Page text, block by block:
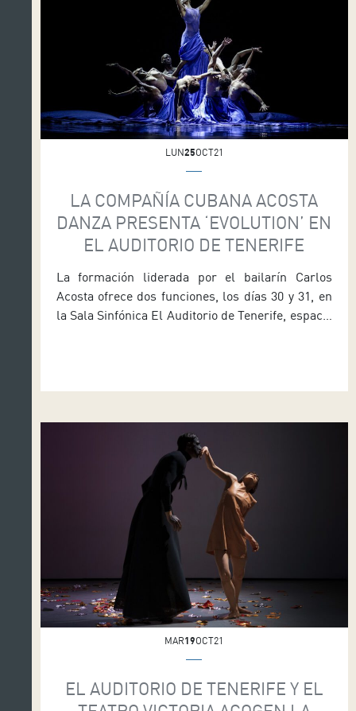
LUN25OCT21
LA COMPAÑÍA CUBANA ACOSTA
DANZA PRESENTA ‘EVOLUTION’ EN
EL AUDITORIO DE TENERIFE
La formación liderada por el bailarín Carlos
Acosta ofrece dos funciones, los días 30 y 31, en
la Sala Sinfónica El Auditorio de Tenerife, espacio
espectáculo de la prestigiosa compañía cubana
MAR19OCT21
EL AUDITORIO DE TENERIFE Y EL